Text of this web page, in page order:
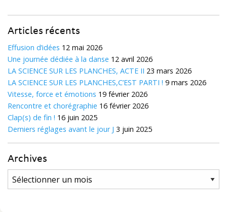
Articles récents
Effusion d’idées 12 mai 2026
Une journée dédiée à la danse 12 avril 2026
LA SCIENCE SUR LES PLANCHES, ACTE II 23 mars 2026
LA SCIENCE SUR LES PLANCHES,C’EST PARTI ! 9 mars 2026
Vitesse, force et émotions 19 février 2026
Rencontre et chorégraphie 16 février 2026
Clap(s) de fin ! 16 juin 2025
Derniers réglages avant le jour J 3 juin 2025
Archives
Archives